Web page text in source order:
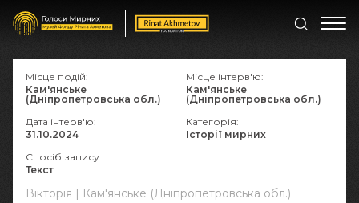
Вікторія | Кам'янське (Дніпропетровська обл.)
Місце подій:
Кам'янське
(Дніпропетровська обл.)
Місце інтерв'ю:
Кам'янське
(Дніпропетровська обл.)
Дата інтерв'ю:
31.10.2024
Категорія:
Історії мирних
Спосіб запису:
Текст